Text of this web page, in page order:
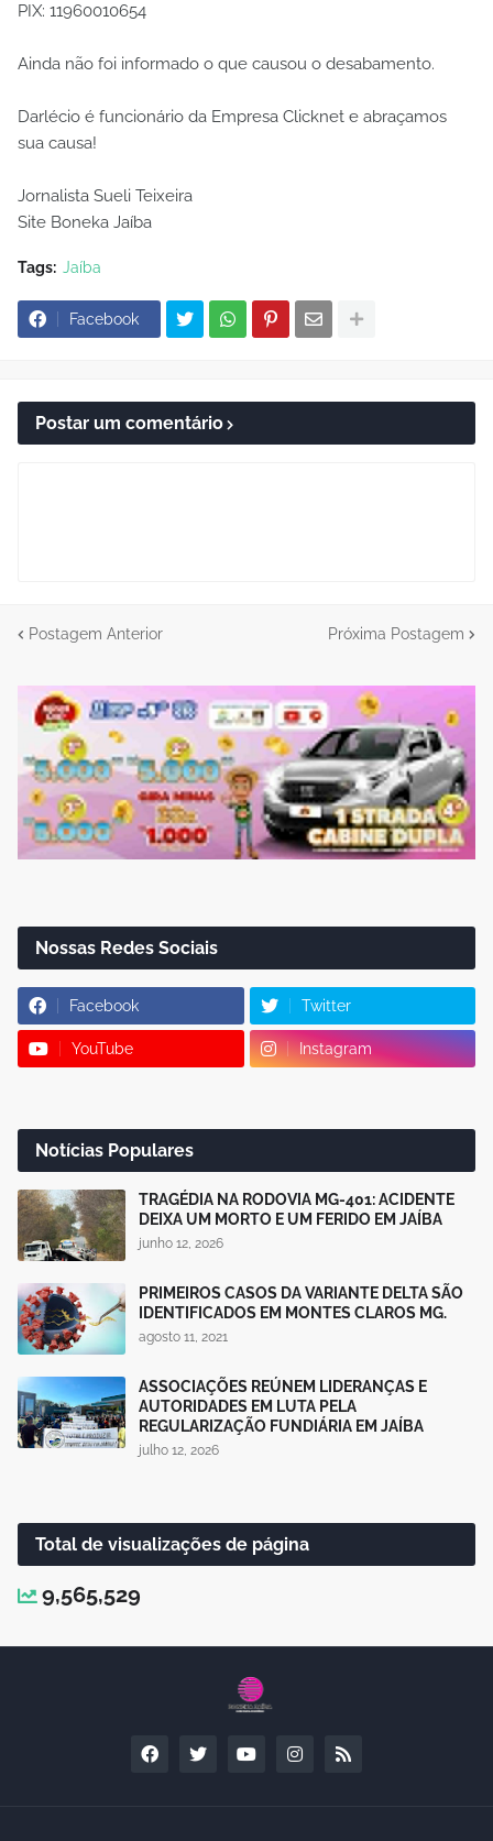
PIX: 11960010654
Ainda não foi informado o que causou o desabamento.
Darlécio é funcionário da Empresa Clicknet e abraçamos
sua causa!
Jornalista Sueli Teixeira
Site Boneka Jaíba
Tags: Jaíba
Facebook
Postar um comentário
Postagem Anterior Próxima Postagem
Nossas Redes Sociais
Facebook Twitter
YouTube Instagram
Notícias Populares
TRAGÉDIA NA RODOVIA MG-401: ACIDENTE
DEIXA UM MORTO E UM FERIDO EM JAÍBA
junho 12, 2026
PRIMEIROS CASOS DA VARIANTE DELTA SÃO
IDENTIFICADOS EM MONTES CLAROS MG.
agosto 11, 2021
ASSOCIAÇÕES REÚNEM LIDERANÇAS E
AUTORIDADES EM LUTA PELA
REGULARIZAÇÃO FUNDIÁRIA EM JAÍBA
julho 12, 2026
Total de visualizações de página
9,565,529